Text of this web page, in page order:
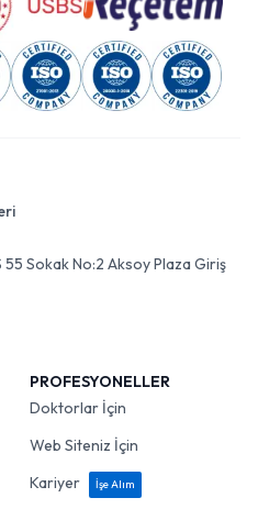
55 Sokak No:2 Aksoy Plaza Giriş
PROFESYONELLER
Doktorlar İçin
Web Siteniz İçin
Kariyer
İşe Alım